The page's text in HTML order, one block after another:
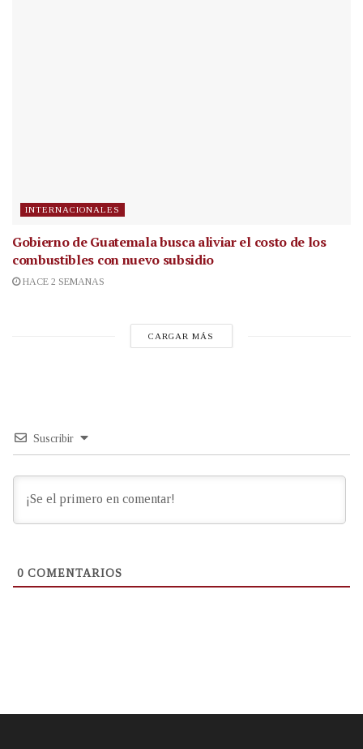
INTERNACIONALES
Gobierno de Guatemala busca aliviar el costo de los
combustibles con nuevo subsidio
HACE 2 SEMANAS
CARGAR MÁS
Suscribir
0 COMENTARIOS